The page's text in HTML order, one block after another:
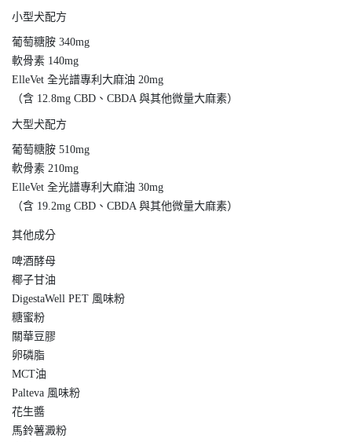
小型犬配方
葡萄糖胺 340mg
軟骨素 140mg
ElleVet 全光譜專利大麻油 20mg
（含 12.8mg CBD、CBDA 與其他微量大麻素）
大型犬配方
葡萄糖胺 510mg
軟骨素 210mg
ElleVet 全光譜專利大麻油 30mg
（含 19.2mg CBD、CBDA 與其他微量大麻素）
其他成分
啤酒酵母
椰子甘油
DigestaWell PET 風味粉
糖蜜粉
關華豆膠
卵磷脂
MCT油
Palteva 風味粉
花生醬
馬鈴薯澱粉